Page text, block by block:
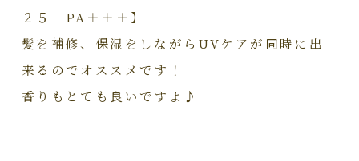
２５ PA＋＋＋】
髪を補修、保湿をしながらUVケアが同時に出
来るのでオススメです！
香りもとても良いですよ♪